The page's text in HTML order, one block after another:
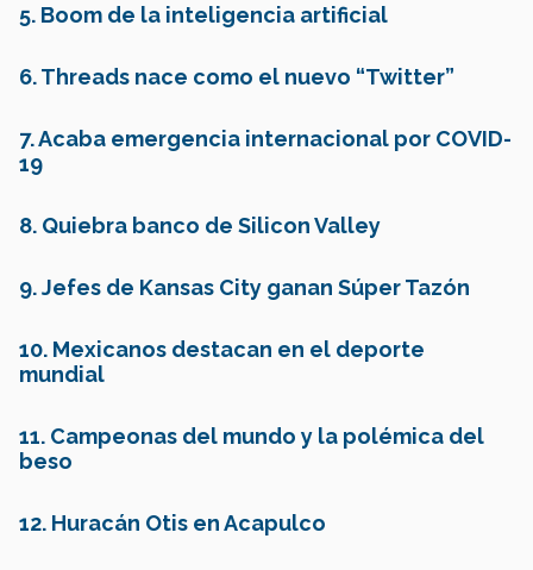
5. Boom de la inteligencia artificial
6. Threads nace como el nuevo “Twitter”
7. Acaba emergencia internacional por COVID-
19
8. Quiebra banco de Silicon Valley
9. Jefes de Kansas City ganan Súper Tazón
10. Mexicanos destacan en el deporte
mundial
11. Campeonas del mundo y la polémica del
beso
12. Huracán Otis en Acapulco